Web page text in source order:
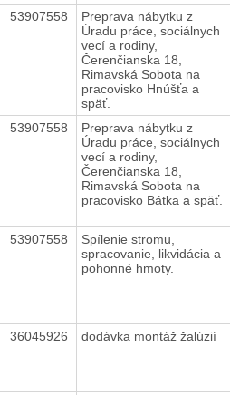
53907558
Preprava nábytku z
Úradu práce, sociálnych
vecí a rodiny,
Čerenčianska 18,
Rimavská Sobota na
pracovisko Hnúšťa a
späť.
53907558
Preprava nábytku z
Úradu práce, sociálnych
vecí a rodiny,
Čerenčianska 18,
Rimavská Sobota na
pracovisko Bátka a späť.
53907558
Spílenie stromu,
spracovanie, likvidácia a
pohonné hmoty.
36045926 dodávka montáž žalúzií